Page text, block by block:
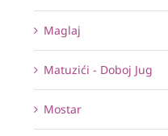
Maglaj
Matuzići - Doboj Jug
Mostar